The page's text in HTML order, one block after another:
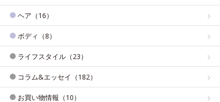
ヘア（16）
ボディ（8）
ライフスタイル（23）
コラム&エッセイ（182）
お買い物情報（10）